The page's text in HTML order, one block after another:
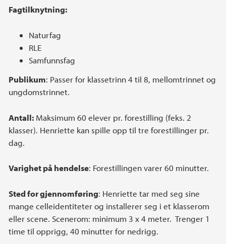
Fagtilknytning:
Naturfag
RLE
Samfunnsfag
Publikum: Passer for klassetrinn 4 til 8, mellomtrinnet og
ungdomstrinnet.
Antall: Maksimum 60 elever pr. forestilling (feks. 2
klasser). Henriette kan spille opp til tre forestillinger pr.
dag.
Varighet på hendelse: Forestillingen varer 60 minutter.
Sted for gjennomføring: Henriette tar med seg sine
mange celleidentiteter og installerer seg i et klasserom
eller scene. Scenerom: minimum 3 x 4 meter. Trenger 1
time til opprigg, 40 minutter for nedrigg.